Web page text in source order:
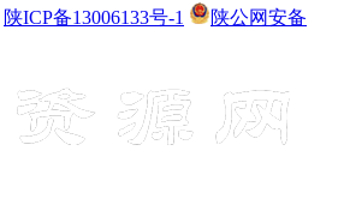
陕ICP备13006133号-1
陕公网安备